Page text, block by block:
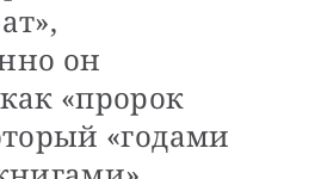
он
«пророк
«годами